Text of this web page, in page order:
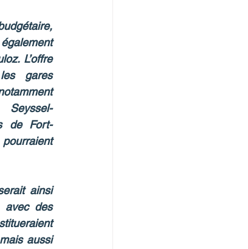
L’offre
gares
Seyssel-
de Fort-
ainsi
avec des
aussi